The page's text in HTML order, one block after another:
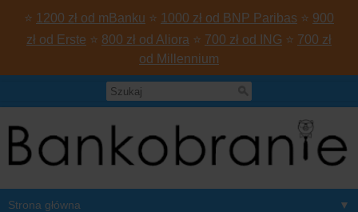
⭐ 1200 zł od mBanku ⭐ 1000 zł od BNP Paribas ⭐ 900
zł od Erste ⭐ 800 zł od Aliora ⭐ 700 zł od ING ⭐ 700 zł
od Millennium
▼